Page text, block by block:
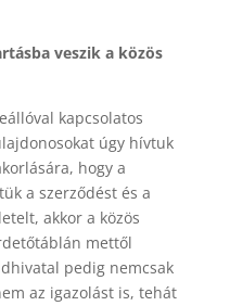
veszik a közös
kapcsolatos
úgy hívtuk
hogy a
a szerződést és a
akkor a közös
mettől
pedig nemcsak
az igazolást is, tehát